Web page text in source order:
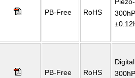
PB-Free RoHS
PB-Free RoHS